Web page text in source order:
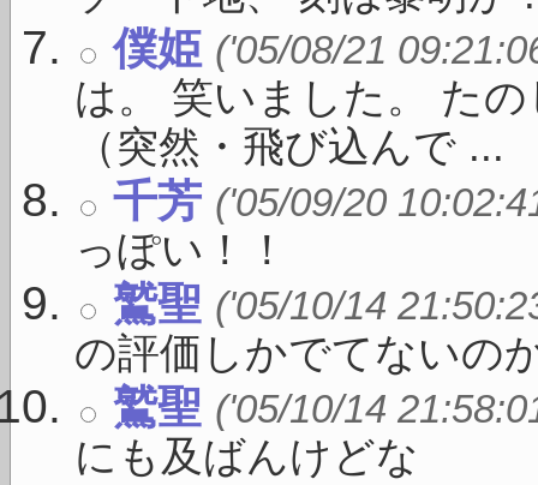
僕姫 ('05/08/21
は。 笑いました。 た
（突然・飛び込んで ...
千芳 ('05/09/20
っぽい！！
鷲聖 ('05/10/14
の評価しかでてないの
鷲聖 ('05/10/14
にも及ばんけどな